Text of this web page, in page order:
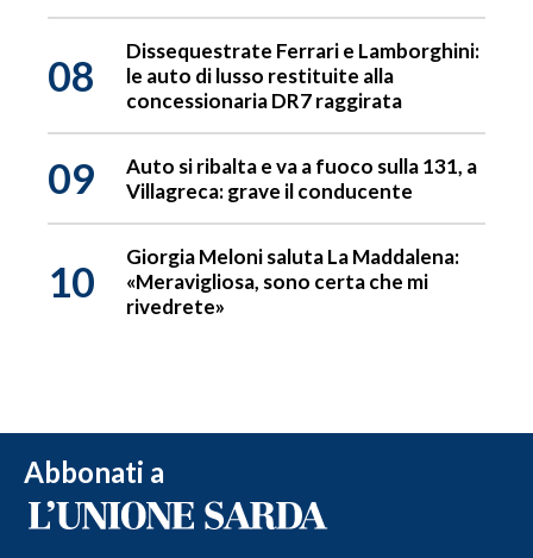
08
Dissequestrate Ferrari e Lamborghini:
le auto di lusso restituite alla
concessionaria DR7 raggirata
09
Auto si ribalta e va a fuoco sulla 131, a
Villagreca: grave il conducente
10
Giorgia Meloni saluta La Maddalena:
«Meravigliosa, sono certa che mi
rivedrete»
Abbonati a